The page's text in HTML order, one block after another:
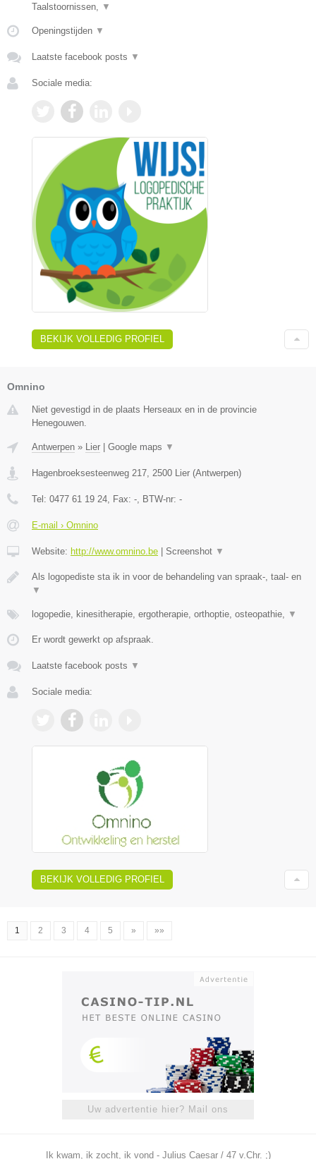
Taalstoornissen, ▼
Openingstijden ▼
Laatste facebook posts ▼
Sociale media:
BEKIJK VOLLEDIG PROFIEL
Omnino
Niet gevestigd in de plaats Herseaux en in de provincie
Henegouwen.
Antwerpen » Lier Google maps ▼
Hagenbroeksesteenweg 217, 2500 Lier (Antwerpen)
Tel: 0477 61 19 24, Fax: -, BTW-nr: -
E-mail › Omnino
Website: http://www.omnino.be Screenshot ▼
Als logopediste sta ik in voor de behandeling van spraak-, taal- en
▼
logopedie, kinesitherapie, ergotherapie, orthoptie, osteopathie, ▼
Er wordt gewerkt op afspraak.
Laatste facebook posts ▼
Sociale media:
BEKIJK VOLLEDIG PROFIEL
1 2 3 4 5 » »»
Uw advertentie hier? Mail ons
Ik kwam, ik zocht, ik vond - Julius Caesar / 47 v.Chr. ;)